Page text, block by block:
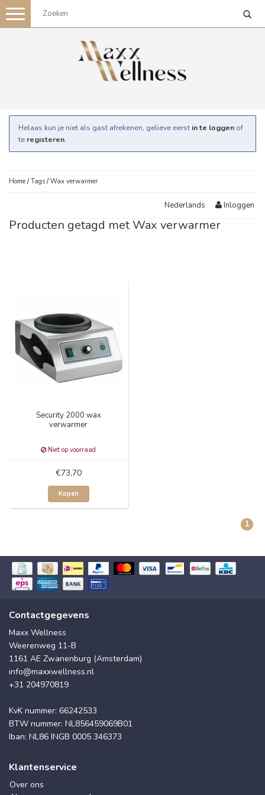
Toggle
navigation
Helaas kun je niet als gast afrekenen, gelieve eerst in te loggen of
te registeren.
Home /Tags /Wax verwarmer
Nederlands Inloggen
Producten getagd met Wax verwarmer
Security 2000 wax
verwarmer
Niet op voorraad
€73,70
Kopen
1
Contactgegevens
Maxx Wellness
Weerenweg 11-B
1161 AE Zwanenburg (Amsterdam)
info@maxxwellness.nl
+31 204970819
KvK nummer: 66242533
BTW nummer: NL856459069B01
Iban: NL86 INGB 0005 346373
Klantenservice
Over ons